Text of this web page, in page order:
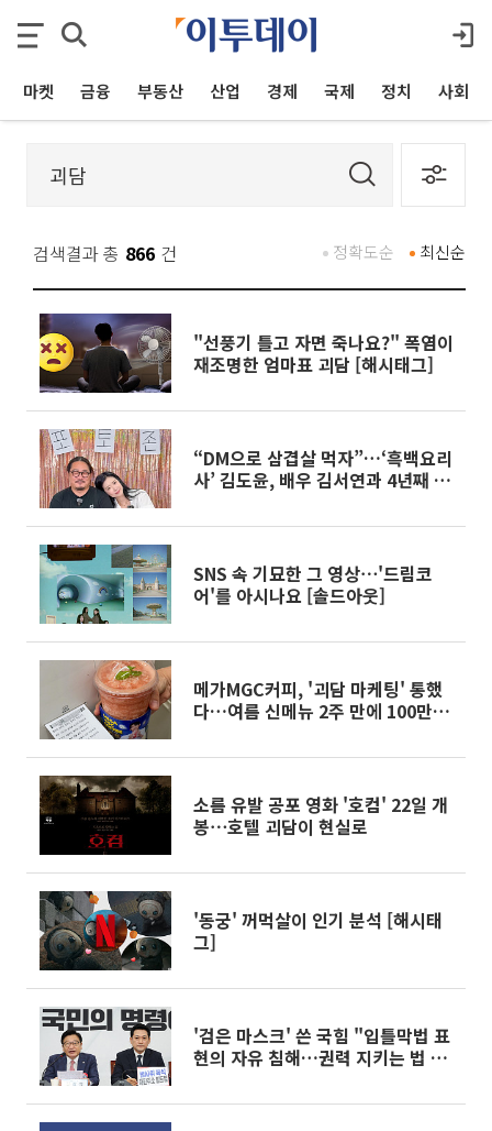
마켓 금융 부동산 산업 경제 국제 정치 사회
검색결과 총 866 건 최신순
정확도순
"선풍기 틀고 자면 죽나요?" 폭염이
재조명한 엄마표 괴담 [해시태그]
“DM으로 삼겹살 먹자”…‘흑백요리
사’ 김도윤, 배우 김서연과 4년째 열
SNS 속 기묘한 그 영상⋯'드림코
어'를 아시나요 [솔드아웃]
메가MGC커피, '괴담 마케팅' 통했
다…여름 신메뉴 2주 만에 100만개
소름 유발 공포 영화 '호컴' 22일 개
봉⋯호텔 괴담이 현실로
'동궁' 꺼먹살이 인기 분석 [해시태
그]
'검은 마스크' 쓴 국힘 "입틀막법 표
현의 자유 침해…권력 지키는 법 막